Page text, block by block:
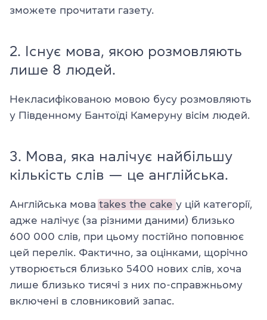
зможете прочитати газету.
2. Існує мова, якою розмовляють
лише 8 людей.
Некласифікованою мовою бусу розмовляють
у Південному Бантоїді Камеруну вісім людей.
3. Мова, яка налічує найбільшу
кількість слів — це англійська.
Англійська мова takes the cake у цій категорії,
адже налічує (за різними даними) близько
600 000 слів, при цьому постійно поповнює
цей перелік. Фактично, за оцінками, щорічно
утворюється близько 5400 нових слів, хоча
лише близько тисячі з них по-справжньому
включені в словниковий запас.